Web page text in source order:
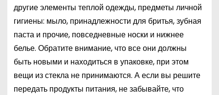
другие элементы теплой одежды, предметы личной
гигиены: мыло, принадлежности для бритья, зубная
паста и прочие, повседневные носки и нижнее
белье. Обратите внимание, что все они должны
быть новыми и находиться в упаковке, при этом
вещи из стекла не принимаются. А если вы решите
передать продукты питания, не забывайте, что